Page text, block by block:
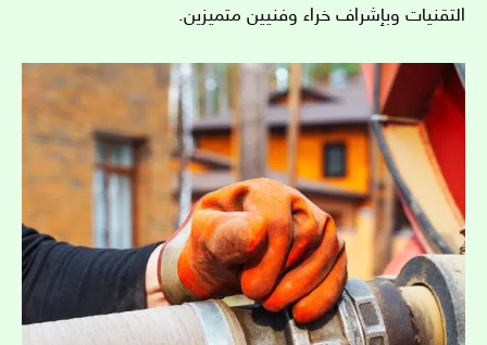
التقنيات وبإشراف خراء وفنيين متميزين.